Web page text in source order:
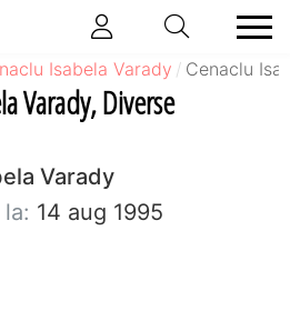
Isabela Varady Cenaclu
Varady, Diverse
Varady
14 aug 1995